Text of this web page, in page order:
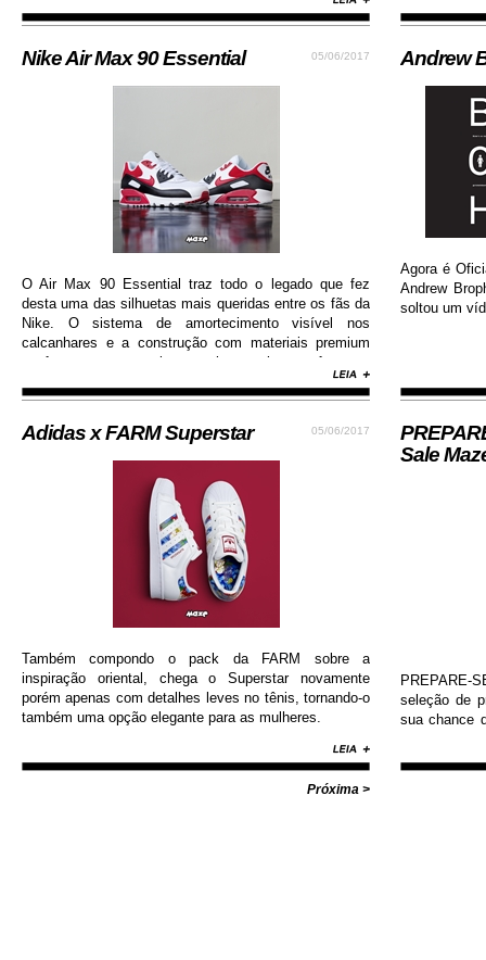
de solado de borracha que permite maior aderência.
05/06/2017
Nike Air Max 90 Essential
O Air Max 90 Essential traz todo o legado que fez
desta uma das silhuetas mais queridas entre os fãs da
Nike. O sistema de amortecimento visível nos
calcanhares e a construção com materiais premium
conferem ao sneaker muito mais conforto e
durabilidade, além de contar com colorway estilosa e
moderna...
05/06/2017
Adidas x FARM Superstar
Também compondo o pack da FARM sobre a
inspiração oriental, chega o Superstar novamente
porém apenas com detalhes leves no tênis, tornando-o
também uma opção elegante para as mulheres.
Próxima >
Andrew
Agora é
Andrew
soltou um
Sale
PREPARE-
seleção de
sua chance
Diamond,